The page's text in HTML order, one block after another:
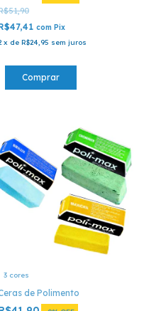
com Pix
x de R$24,95 sem juros
3 cores
de Polimento